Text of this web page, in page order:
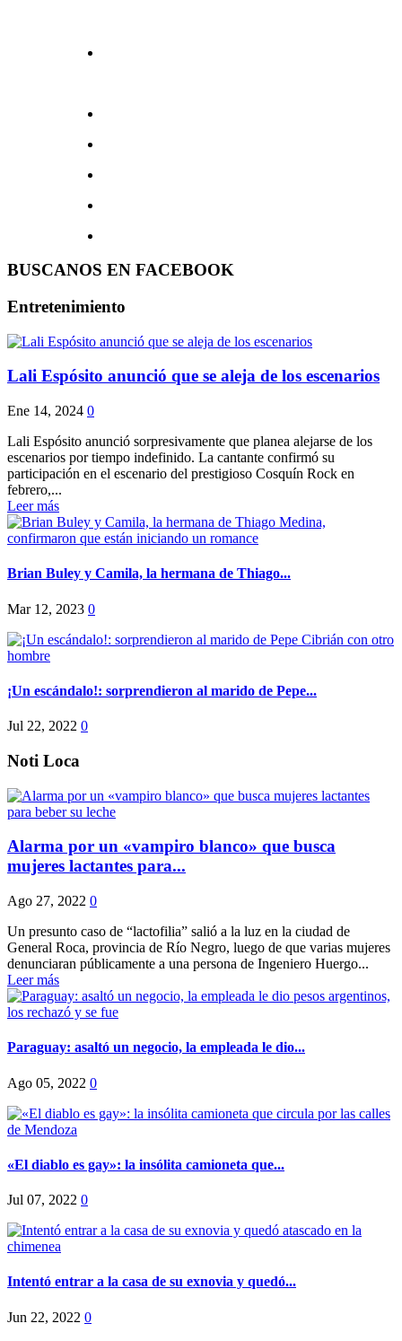
BUSCANOS EN FACEBOOK
Entretenimiento
Lali Espósito anunció que se aleja de los escenarios
Ene 14, 2024 0
Lali Espósito anunció sorpresivamente que planea alejarse de los
escenarios por tiempo indefinido. La cantante confirmó su
participación en el escenario del prestigioso Cosquín Rock en
febrero,...
Leer más
Brian Buley y Camila, la hermana de Thiago...
Mar 12, 2023 0
¡Un escándalo!: sorprendieron al marido de Pepe...
Jul 22, 2022 0
Noti Loca
Alarma por un «vampiro blanco» que busca
mujeres lactantes para...
Ago 27, 2022 0
Un presunto caso de “lactofilia” salió a la luz en la ciudad de
General Roca, provincia de Río Negro, luego de que varias mujeres
denunciaran públicamente a una persona de Ingeniero Huergo...
Leer más
Paraguay: asaltó un negocio, la empleada le dio...
Ago 05, 2022 0
«El diablo es gay»: la insólita camioneta que...
Jul 07, 2022 0
Intentó entrar a la casa de su exnovia y quedó...
Jun 22, 2022 0